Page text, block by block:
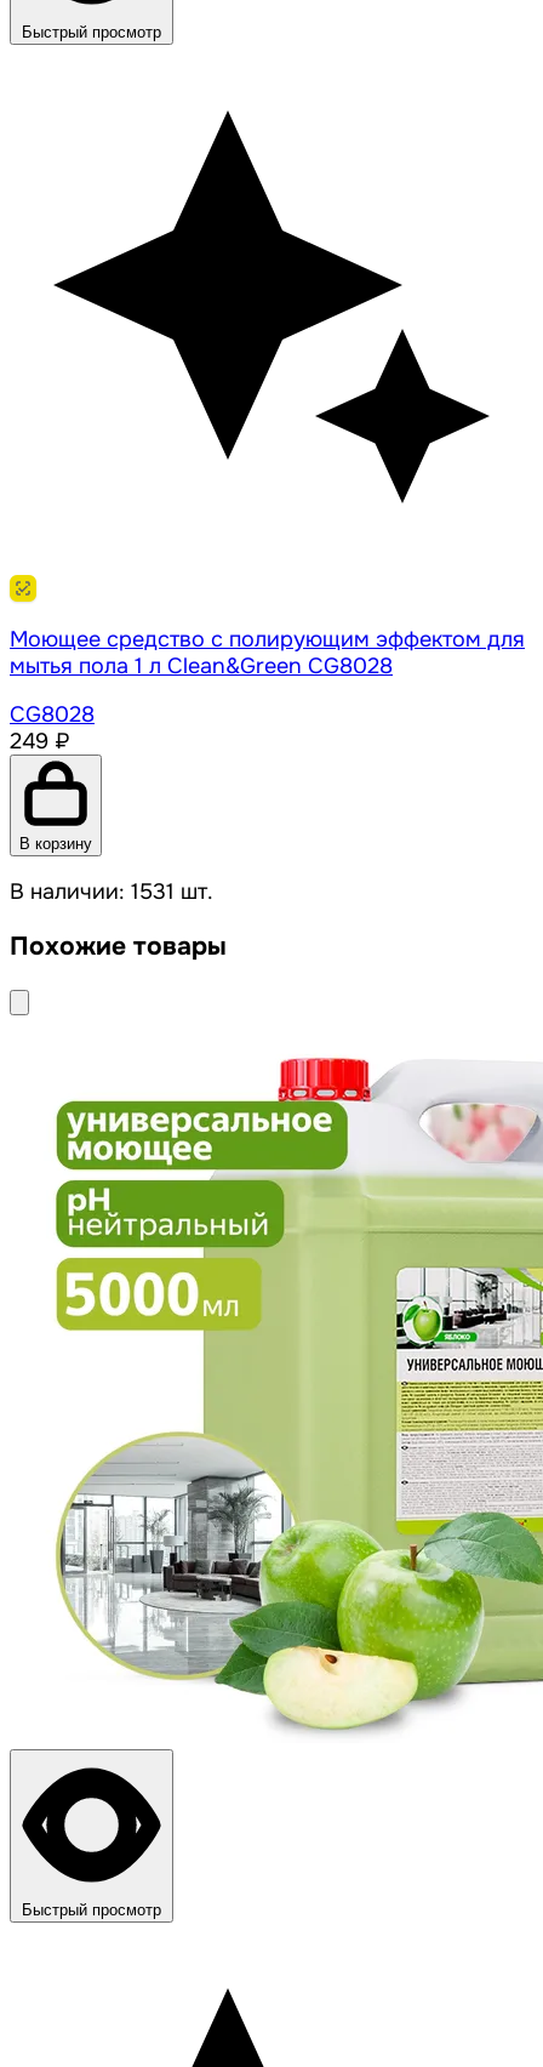
Быстрый просмотр
Моющее средство с полирующим эффектом для
мытья пола 1 л Clean&Green CG8028
CG8028
249 ₽
В корзину
В наличии: 1531 шт.
Похожие товары
Быстрый просмотр